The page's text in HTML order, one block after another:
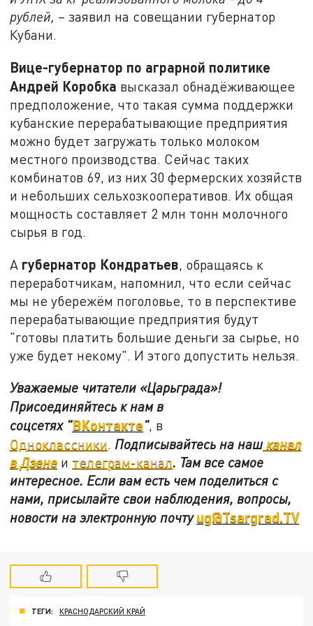
рублей, – заявил на совещании губернатор
Кубани.
Вице-губернатор по аграрной политике
Андрей Коробка высказал обнадёживающее
предположение, что такая сумма поддержки
кубанские перерабатывающие предприятия
можно будет загружать только молоком
местного производства. Сейчас таких
комбинатов 69, из них 30 фермерских хозяйств
и небольших сельхозкооперативов. Их общая
мощность составляет 2 млн тонн молочного
сырья в год.
А губернатор Кондратьев, обращаясь к
переработчикам, напомнил, что если сейчас
мы не убережём поголовье, то в перспективе
перерабатывающие предприятия будут
"готовы платить большие деньги за сырье, но
уже будет некому". И этого допустить нельзя.
Уважаемые читатели «Царьграда»!
Присоединяйтесь к нам в
соцсетях "ВКонтакте", в
Одноклассники Подписывайтесь на нашканал
в Дзене и телеграм-канал. Там все самое
интересное. Если вам есть чем поделиться с
нами, присылайте свои наблюдения, вопросы,
новости на электронную почтуug@Tsargrad.TV
ТЕГИ: КРАСНОДАРСКИЙ КРАЙ